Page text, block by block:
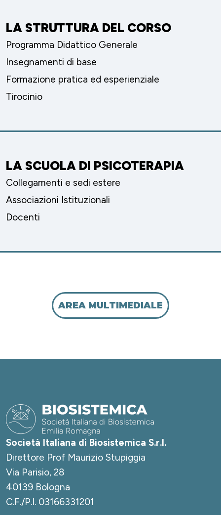
LA STRUTTURA DEL CORSO
Programma Didattico Generale
Insegnamenti di base
Formazione pratica ed esperienziale
Tirocinio
LA SCUOLA DI PSICOTERAPIA
Collegamenti e sedi estere
Associazioni Istituzionali
Docenti
AREA MULTIMEDIALE
Società Italiana di Biosistemica S.r.l.
Direttore Prof Maurizio Stupiggia
Via Parisio, 28
40139 Bologna
C.F./P.I. 03166331201